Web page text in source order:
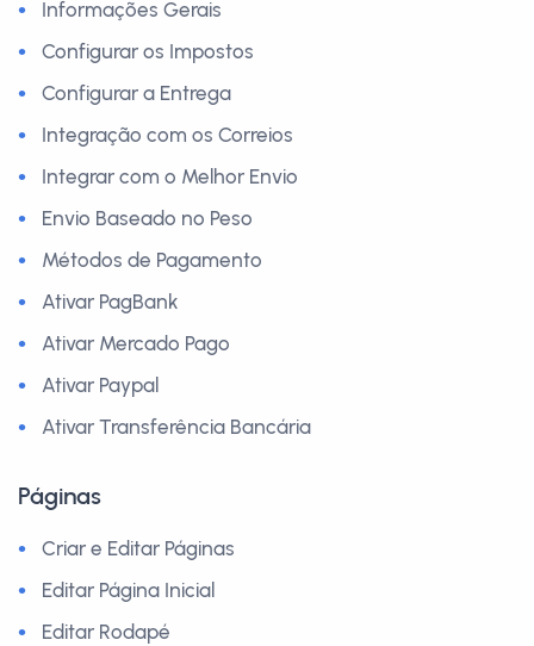
Informações Gerais
Configurar os Impostos
Configurar a Entrega
Integração com os Correios
Integrar com o Melhor Envio
Envio Baseado no Peso
Métodos de Pagamento
Ativar PagBank
Ativar Mercado Pago
Ativar Paypal
Ativar Transferência Bancária
Páginas
Criar e Editar Páginas
Editar Página Inicial
Editar Rodapé